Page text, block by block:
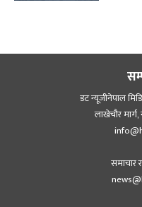
डट न्यूजीनेपाल
लाखेचौर
समाचार